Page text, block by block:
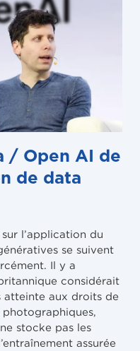
/ Open AI de
de data
l’application du
se suivent
Il y a
considérait
atteinte aux droits de
stocke pas les
assurée